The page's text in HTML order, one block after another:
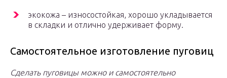
экокожа – износостойкая, хорошо укладывается
в складки и отлично удерживает форму.
Самостоятельное изготовление пуговиц
Сделать пуговицы можно и самостоятельно